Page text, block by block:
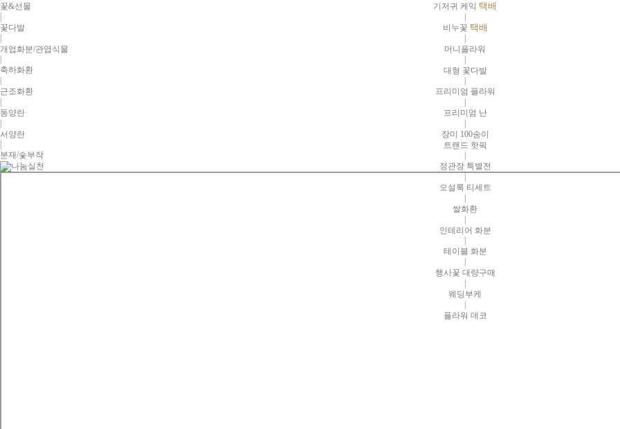
기저귀 케익 택배
비누꽃 택배
|
머니플라워
|
대형 꽃다발
프리미엄 플라워
프리미엄 난
|
장미 100송이
트랜드 핫픽
정관장 특별전
오설록 티세트
|
쌀화환
|
인테리어 화분
테이블 화분
행사꽃 대량구매
|
웨딩부케
|
플라워 데코
꽃&선물
|
꽃다발
|
개업화분/관엽식물
축하화환
근조화환
|
동양란
|
서양란
분재/숯부작